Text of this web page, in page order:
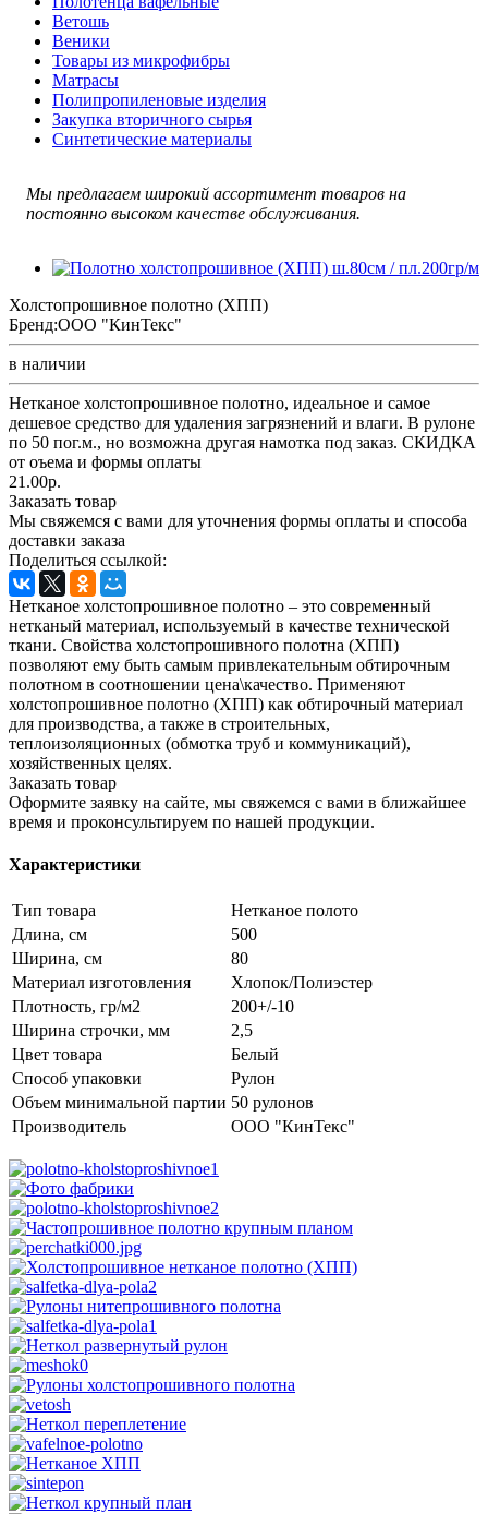
Ветошь
Веники
Товары из микрофибры
Матрасы
Полипропиленовые изделия
Закупка вторичного сырья
Синтетические материалы
Мы предлагаем широкий ассортимент товаров на
постоянно высоком качестве обслуживания.
Холстопрошивное полотно (ХПП)
Бренд:ООО "КинТекс"
в наличии
Нетканое холстопрошивное полотно, идеальное и самое
дешевое средство для удаления загрязнений и влаги. В рулоне
по 50 пог.м., но возможна другая намотка под заказ. СКИДКА
от оъема и формы оплаты
21.00р.
Заказать товар
Мы свяжемся с вами для уточнения формы оплаты и способа
доставки заказа
Поделиться ссылкой:
Нетканое холстопрошивное полотно – это современный
нетканый материал, используемый в качестве технической
ткани. Свойства холстопрошивного полотна (ХПП)
позволяют ему быть самым привлекательным обтирочным
полотном в соотношении цена\качество. Применяют
холстопрошивное полотно (ХПП) как обтирочный материал
для производства, а также в строительных,
теплоизоляционных (обмотка труб и коммуникаций),
хозяйственных целях.
Заказать товар
Оформите заявку на сайте, мы свяжемся с вами в ближайшее
время и проконсультируем по нашей продукции.
Характеристики
Тип товара
Нетканое полото
Длина, см
500
Ширина, см
80
Материал изготовления
Хлопок/Полиэстер
Плотность, гр/м2
200+/-10
Ширина строчки, мм
2,5
Цвет товара
Белый
Способ упаковки
Рулон
Объем минимальной партии 50 рулонов
Производитель
ООО "КинТекс"